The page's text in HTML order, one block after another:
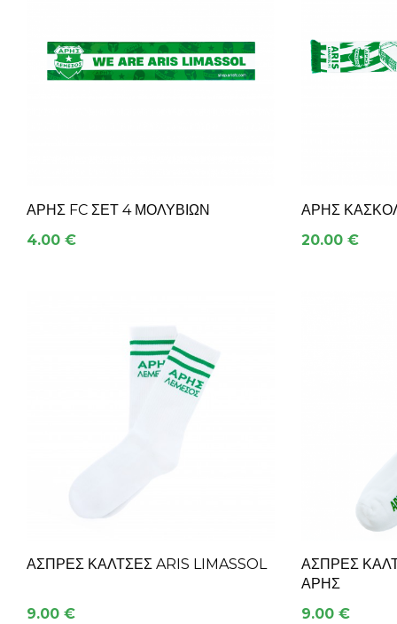
ΆΡΗΣ FC ΣΕΤ 4 ΜΟΛΥΒΙΏΝ
4.00 €
ΑΡΗΣ
20.00 €
ΑΣΠΡΕΣ ΚΑΛΤΣΕΣ ARIS LIMASSOL
9.00 €
ΑΣΠΡΕΣ
ΑΡΗΣ
9.00 €